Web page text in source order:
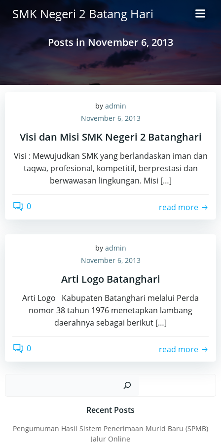
to
SMK Negeri 2 Batang Hari
Posts in November 6, 2013
by admin
November 6, 2013
Visi dan Misi SMK Negeri 2 Batanghari
Visi : Mewujudkan SMK yang berlandaskan iman dan
taqwa, profesional, kompetitif, berprestasi dan
berwawasan lingkungan. Misi […]
0 read more
by admin
November 6, 2013
Arti Logo Batanghari
Arti Logo Kabupaten Batanghari melalui Perda
nomor 38 tahun 1976 menetapkan lambang
daerahnya sebagai berikut […]
0 read more
Recent Posts
Pengumuman Hasil Sistem Penerimaan Murid Baru (SPMB)
Jalur Online